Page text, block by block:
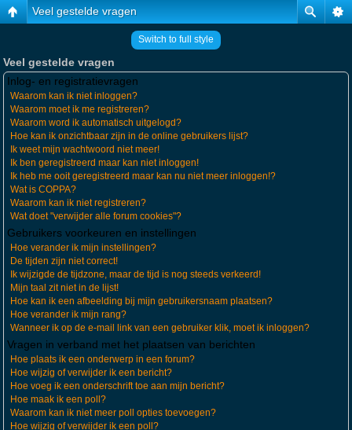
Veel gestelde vragen
Switch to full style
Veel gestelde vragen
Inlog- en registratievragen
Waarom kan ik niet inloggen?
Waarom moet ik me registreren?
Waarom word ik automatisch uitgelogd?
Hoe kan ik onzichtbaar zijn in de online gebruikers lijst?
Ik weet mijn wachtwoord niet meer!
Ik ben geregistreerd maar kan niet inloggen!
Ik heb me ooit geregistreerd maar kan nu niet meer inloggen!?
Wat is COPPA?
Waarom kan ik niet registreren?
Wat doet "verwijder alle forum cookies"?
Gebruikers voorkeuren en instellingen
Hoe verander ik mijn instellingen?
De tijden zijn niet correct!
Ik wijzigde de tijdzone, maar de tijd is nog steeds verkeerd!
Mijn taal zit niet in de lijst!
Hoe kan ik een afbeelding bij mijn gebruikersnaam plaatsen?
Hoe verander ik mijn rang?
Wanneer ik op de e-mail link van een gebruiker klik, moet ik inloggen?
Vragen in verband met het plaatsen van berichten
Hoe plaats ik een onderwerp in een forum?
Hoe wijzig of verwijder ik een bericht?
Hoe voeg ik een onderschrift toe aan mijn bericht?
Hoe maak ik een poll?
Waarom kan ik niet meer poll opties toevoegen?
Hoe wijzig of verwijder ik een poll?